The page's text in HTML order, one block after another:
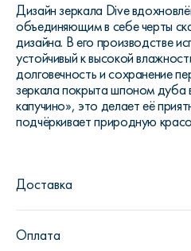
Дизайн зеркала Dive
объединяющим в себе черты
дизайна. В его производстве
устойчивый к высокой
долговечность и сохранение
зеркала покрыта шпоном дуба
капучино», это делает её
подчёркивает природную
Доставка
Оплата